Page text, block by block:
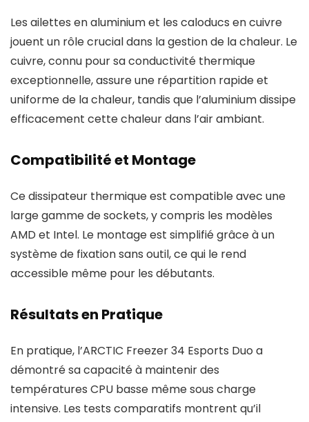
Les ailettes en aluminium et les caloducs en cuivre
jouent un rôle crucial dans la gestion de la chaleur. Le
cuivre, connu pour sa conductivité thermique
exceptionnelle, assure une répartition rapide et
uniforme de la chaleur, tandis que l’aluminium dissipe
efficacement cette chaleur dans l’air ambiant.
Compatibilité et Montage
Ce dissipateur thermique est compatible avec une
large gamme de sockets, y compris les modèles
AMD et Intel. Le montage est simplifié grâce à un
système de fixation sans outil, ce qui le rend
accessible même pour les débutants.
Résultats en Pratique
En pratique, l’ARCTIC Freezer 34 Esports Duo a
démontré sa capacité à maintenir des
températures CPU basse même sous charge
intensive. Les tests comparatifs montrent qu’il